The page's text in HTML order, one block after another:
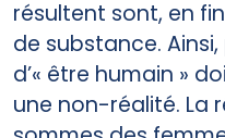
résultent sont, en
de substance.
d’« être humain »
une non-réalité. La